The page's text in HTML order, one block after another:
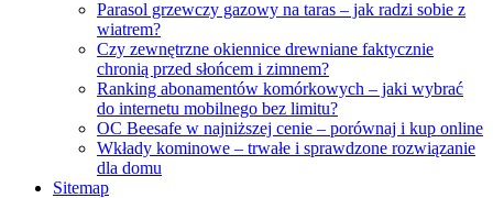
Parasol grzewczy gazowy na taras – jak radzi sobie z
wiatrem?
Czy zewnętrzne okiennice drewniane faktycznie
chronią przed słońcem i zimnem?
Ranking abonamentów komórkowych – jaki wybrać
do internetu mobilnego bez limitu?
OC Beesafe w najniższej cenie – porównaj i kup online
Wkłady kominowe – trwałe i sprawdzone rozwiązanie
dla domu
Sitemap